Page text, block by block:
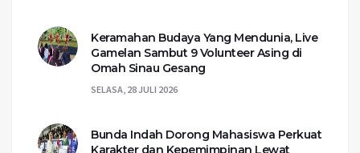
Keramahan Budaya Yang Mendunia, Live
Gamelan Sambut 9 Volunteer Asing di
Omah Sinau Gesang
SELASA, 28 JULI 2026
Bunda Indah Dorong Mahasiswa Perkuat